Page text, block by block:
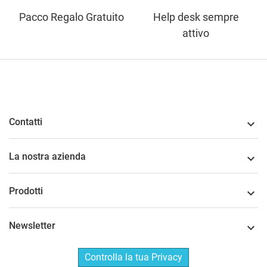
Pacco Regalo Gratuito
Help desk sempre
attivo
Contatti 
La nostra azienda 
Prodotti 
Newsletter 
Controlla la tua Privacy